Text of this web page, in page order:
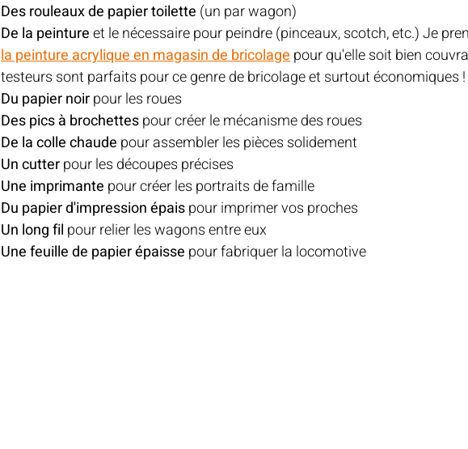
Des rouleaux de papier toilette (un par wagon)
De la peinture et le nécessaire pour peindre (pinceaux, scotch, etc.) Je
la peinture acrylique en magasin de bricolage pour qu'elle soit bien
testeurs sont parfaits pour ce genre de bricolage et surtout économiques !
Du papier noir pour les roues
Des pics à brochettes pour créer le mécanisme des roues
De la colle chaude pour assembler les pièces solidement
Un cutter pour les découpes précises
Une imprimante pour créer les portraits de famille
Du papier d'impression épais pour imprimer vos proches
Un long fil pour relier les wagons entre eux
Une feuille de papier épaisse pour fabriquer la locomotive